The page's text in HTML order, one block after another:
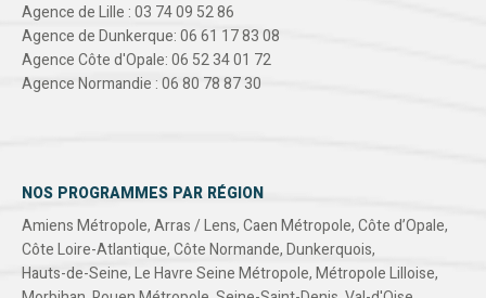
Agence de Lille : 03 74 09 52 86
Agence de Dunkerque: 06 61 17 83 08
Agence Côte d'Opale: 06 52 34 01 72
Agence Normandie : 06 80 78 87 30
NOS PROGRAMMES PAR RÉGION
Amiens Métropole,Arras / Lens,Caen Métropole,Côte d’Opale,
Côte Loire-Atlantique,Côte Normande,Dunkerquois,
Hauts-de-Seine,Le Havre Seine Métropole,Métropole Lilloise,